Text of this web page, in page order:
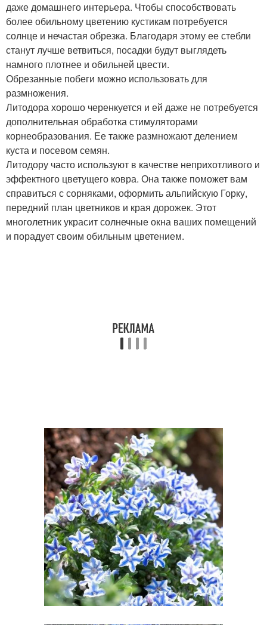
даже домашнего интерьера. Чтобы способствовать
более обильному цветению кустикам потребуется
солнце и нечастая обрезка. Благодаря этому ее стебли
станут лучше ветвиться, посадки будут выглядеть
намного плотнее и обильней цвести.
Обрезанные побеги можно использовать для
размножения.
Литодора хорошо черенкуется и ей даже не потребуется
дополнительная обработка стимуляторами
корнеобразования. Ее также размножают делением
куста и посевом семян.
Литодору часто используют в качестве неприхотливого и
эффектного цветущего ковра. Она также поможет вам
справиться с сорняками, оформить альпийскую Горку,
передний план цветников и края дорожек. Этот
многолетник украсит солнечные окна ваших помещений
и порадует своим обильным цветением.